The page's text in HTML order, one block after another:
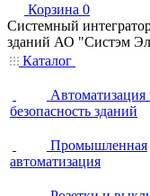
Корзина 0
Системный
зданий АО "Систэм
Каталог
Автоматизация
безопасность зданий
Промышленная
автоматизация